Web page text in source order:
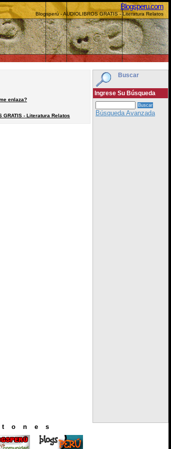
Blogsperu.com
Blogsperú - AUDIOLIBROS GRATIS - Literatura Relatos
Buscar
Ingrese Su Búsqueda
Búsqueda Avanzada
enlaza?
GRATIS - Literatura Relatos